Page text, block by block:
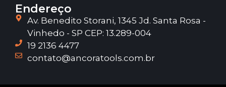
Endereço
Av. Benedito Storani, 1345 Jd. Santa Rosa -
Vinhedo - SP CEP: 13.289-004
19 2136 4477
contato@ancoratools.com.br